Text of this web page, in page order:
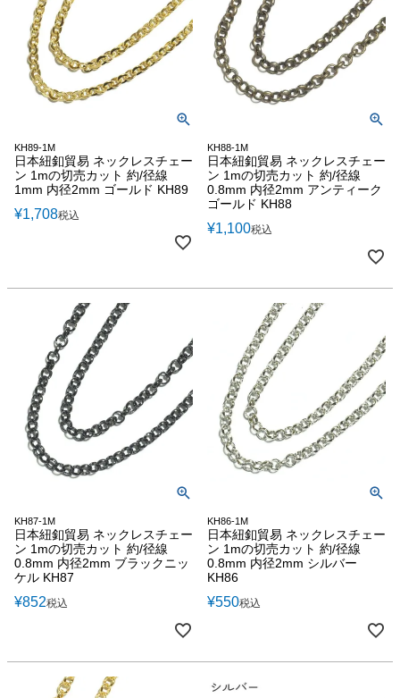
KH89-1M
日本紐釦貿易 ネックレスチェー
ン 1mの切売カット 約/径線
1mm 内径2mm ゴールド KH89
¥1,708税込
KH88-1M
日本紐釦貿易 ネックレスチェー
ン 1mの切売カット 約/径線
0.8mm 内径2mm アンティーク
ゴールド KH88
¥1,100税込
KH87-1M
日本紐釦貿易 ネックレスチェー
ン 1mの切売カット 約/径線
0.8mm 内径2mm ブラックニッ
ケル KH87
¥852税込
KH86-1M
日本紐釦貿易 ネックレスチェー
ン 1mの切売カット 約/径線
0.8mm 内径2mm シルバー
KH86
¥550税込